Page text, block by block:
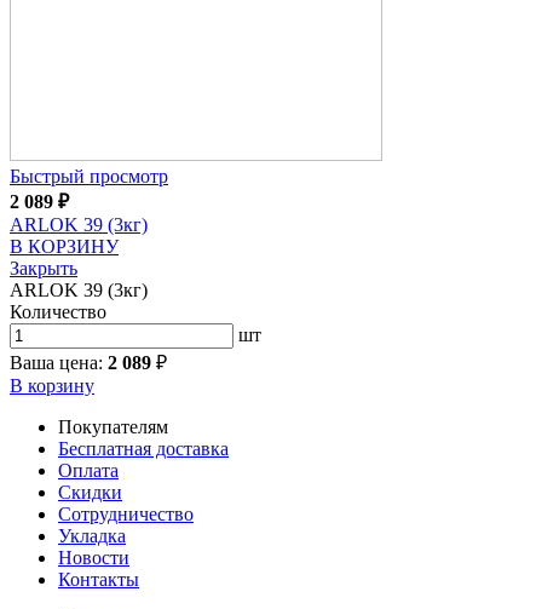
Быстрый просмотр
2 089 ₽
ARLOK 39 (3кг)
В КОРЗИНУ
Закрыть
ARLOK 39 (3кг)
Количество
шт
Ваша цена: 2 089 ₽
В корзину
Покупателям
Бесплатная доставка
Оплата
Скидки
Сотрудничество
Укладка
Новости
Контакты